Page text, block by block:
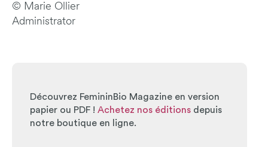
© Marie Ollier
Administrator
Découvrez FemininBio Magazine en version
papier ou PDF ! Achetez nos éditions depuis
notre boutique en ligne.